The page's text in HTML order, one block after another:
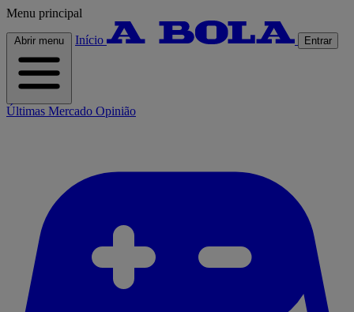
Menu principal
Abrir menu Início Entrar
Últimas Mercado Opinião